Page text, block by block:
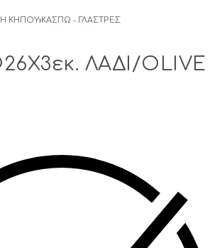
ΚΗΠΟΥ›ΚΑΣΠΏ - ΓΛΆΣΤΡΕΣ
ΛAΔI/OLIVE